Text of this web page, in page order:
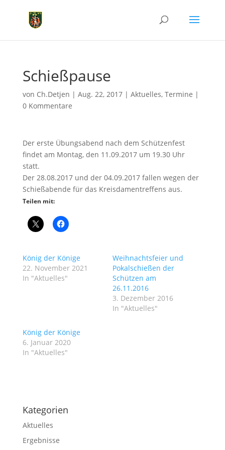
Schießpause
von Ch.Detjen | Aug. 22, 2017| Aktuelles, Termine |
0 Kommentare
Der erste Übungsabend nach dem Schützenfest
findet am Montag, den 11.09.2017 um 19.30 Uhr
statt.
Der 28.08.2017 und der 04.09.2017 fallen wegen der
Schießabende für das Kreisdamentreffens aus.
Teilen mit:
König der Könige
22. November 2021
In "Aktuelles"
Weihnachtsfeier und
Pokalschießen der
Schützen am
26.11.2016
3. Dezember 2016
In "Aktuelles"
König der Könige
6. Januar 2020
In "Aktuelles"
Kategorien
Aktuelles
Ergebnisse